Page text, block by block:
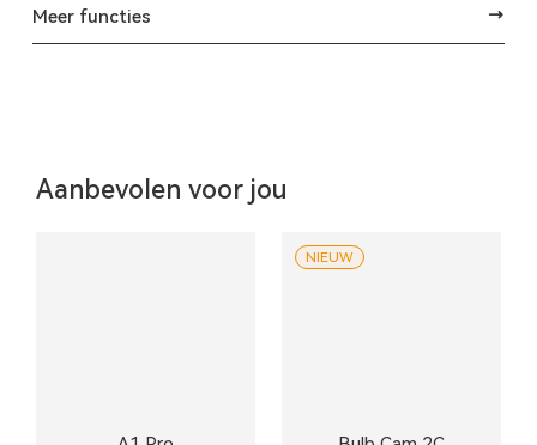
Meer functies
Aanbevolen voor jou
NIEUW